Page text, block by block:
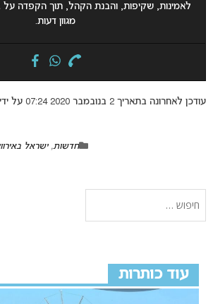
לאמינות, שקיפות, והבנת הקהל, תוך הקפדה על
מגוון דעות.
עודכן לאחרונה בתאריך 2 בנובמבר 2020 07:24 על ידי
חדשות,ישראל
עוד כותרות